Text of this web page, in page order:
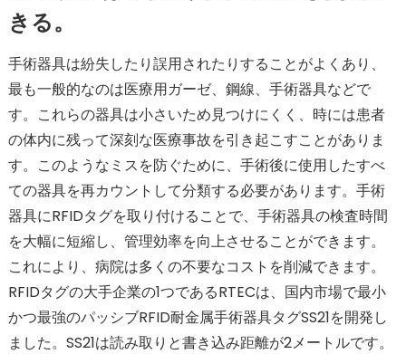
きる。
手術器具は紛失したり誤用されたりすることがよくあり、
最も一般的なのは医療用ガーゼ、鋼線、手術器具などで
す。これらの器具は小さいため見つけにくく、時には患者
の体内に残って深刻な医療事故を引き起こすことがありま
す。このようなミスを防ぐために、手術後に使用したすべ
ての器具を再カウントして分類する必要があります。手術
器具にRFIDタグを取り付けることで、手術器具の検査時間
を大幅に短縮し、管理効率を向上させることができます。
これにより、病院は多くの不要なコストを削減できます。
RFIDタグの大手企業の1つであるRTECは、国内市場で最小
かつ最強のパッシブRFID耐金属手術器具タグSS21を開発し
ました。SS21は読み取りと書き込み距離が2メートルです。